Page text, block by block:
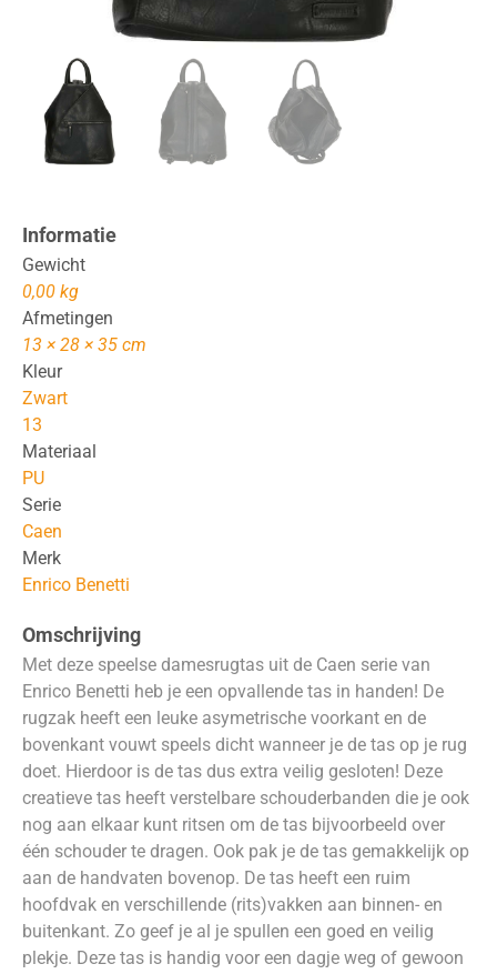
Informatie
Gewicht
0,00 kg
Afmetingen
13 × 28 × 35 cm
Kleur
Zwart
13
Materiaal
PU
Serie
Caen
Merk
Enrico Benetti
Omschrijving
Met deze speelse damesrugtas uit de Caen serie van
Enrico Benetti heb je een opvallende tas in handen! De
rugzak heeft een leuke asymetrische voorkant en de
bovenkant vouwt speels dicht wanneer je de tas op je rug
doet. Hierdoor is de tas dus extra veilig gesloten! Deze
creatieve tas heeft verstelbare schouderbanden die je ook
nog aan elkaar kunt ritsen om de tas bijvoorbeeld over
één schouder te dragen. Ook pak je de tas gemakkelijk op
aan de handvaten bovenop. De tas heeft een ruim
hoofdvak en verschillende (rits)vakken aan binnen- en
buitenkant. Zo geef je al je spullen een goed en veilig
plekje. Deze tas is handig voor een dagje weg of gewoon